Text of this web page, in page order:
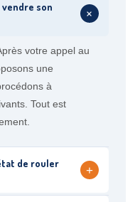
son
+
votre appel au
une
à
Tout est
de rouler
+